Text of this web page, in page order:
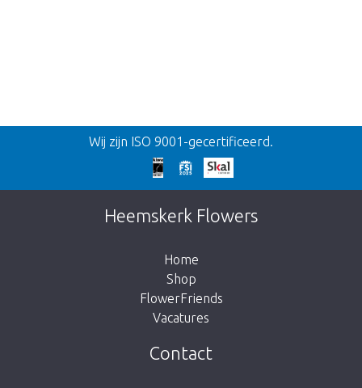
Terug
Te laat!
Dit artikel is helaas uitverkocht. Klik op de
knop hieronder om terug te gaan naar de
Breng me naar de shop
Wij zijn ISO 9001-gecertificeerd.
Heemskerk Flowers
Home
Shop
FlowerFriends
Vacatures
Contact